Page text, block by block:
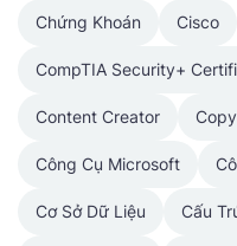
Chứng Khoán Cisco
CompTIA Security+
Content Creator
Công Cụ Microsoft
Cơ Sở Dữ Liệu Cấu